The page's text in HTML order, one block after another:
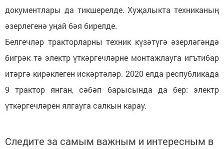
документлары да тикшерелде. Хуҗалыкта техниканың
әзерлегенә уңай бәя бирелде.
Белгечләр тракторларны техник күзәтүгә әзерләгәндә
бигрәк тә электр үткәргечләрне монтажлауга игътибар
итәргә кирәклеген искәртәләр. 2020 елда республикада
9 трактор янган, сәбәп барысында да бер: электр
үткәргечләрен ялгауга салкын карау.
Следите за самым важным и интересным в